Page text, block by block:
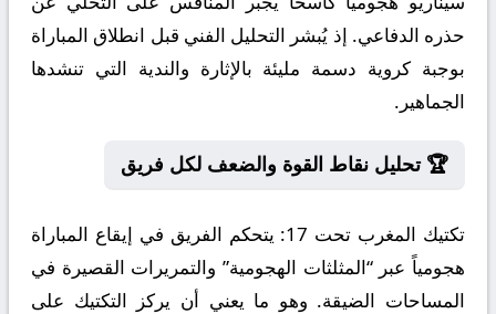
حذره الدفاعي. إذ يُبشر التحليل الفني قبل انطلاق المباراة
بوجبة كروية دسمة مليئة بالإثارة والندية التي تنشدها
الجماهير.
🏆 تحليل نقاط القوة والضعف لكل فريق
تكتيك المغرب تحت 17:
يتحكم الفريق في إيقاع المباراة
هجومياً عبر “المثلثات الهجومية” والتمريرات القصيرة في
المساحات الضيقة. وهو ما يعني أن يركز التكتيك على